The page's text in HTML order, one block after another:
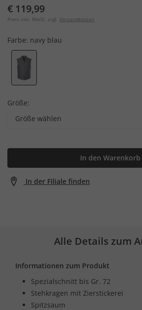
€ 119,99
Preis inkl. MwSt. zzgl. Versandkosten
Farbe: navy blau
Größe:
Größe wählen
In den Warenkorb
In der Filiale finden
Alle Details zum
Informationen zum Produkt
Spezialschnitt bis Gr. 72
Stehkragen mit Zierstickerei
Spitzsaum